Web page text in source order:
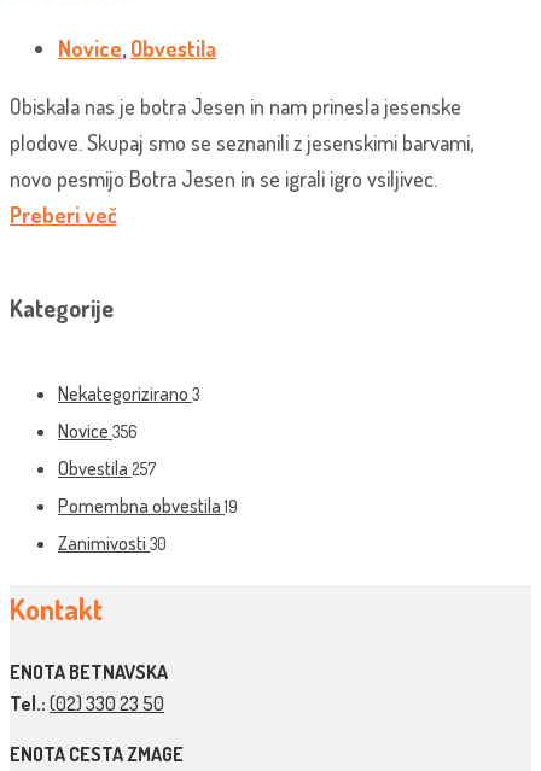
Novice,Obvestila
Obiskala nas je botra Jesen in nam prinesla jesenske
plodove. Skupaj smo se seznanili z jesenskimi barvami,
novo pesmijo Botra Jesen in se igrali igro vsiljivec.
Preberi več
Kategorije
Nekategorizirano 3
Novice 356
Obvestila 257
Pomembna obvestila19
Zanimivosti 30
Kontakt
ENOTA BETNAVSKA
Tel.: (02) 330 23 50
ENOTA CESTA ZMAGE